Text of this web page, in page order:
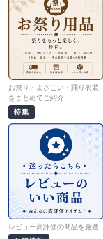
お祭り・よさこい・踊り衣装
をまとめてご紹介
特集
レビュー高評価の商品を厳選